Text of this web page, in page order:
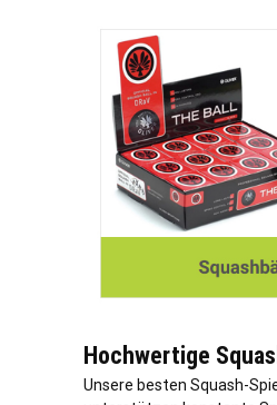
Hochwertige
Unsere besten Squash-